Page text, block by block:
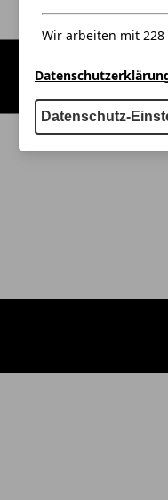
Wir arbeiten mit
Datenschutz-